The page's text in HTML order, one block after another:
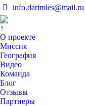
info.darimles@mail.ru
↑
О проекте
Миссия
География
Видео
Команда
Блог
Отзывы
Партнеры